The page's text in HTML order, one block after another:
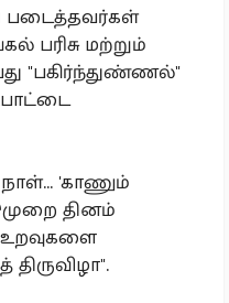
படைத்தவர்கள்
பரிசு மற்றும்
"பகிர்ந்துண்ணல்"
'காணும்
தினம்
உறவுகளை